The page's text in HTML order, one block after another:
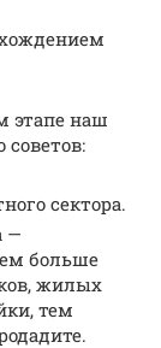
этапе наш
советов:
сектора.
—
больше
жилых
тем